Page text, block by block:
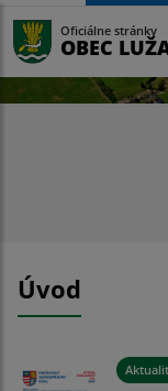
Oficiálne stránky
OBEC
Úvod